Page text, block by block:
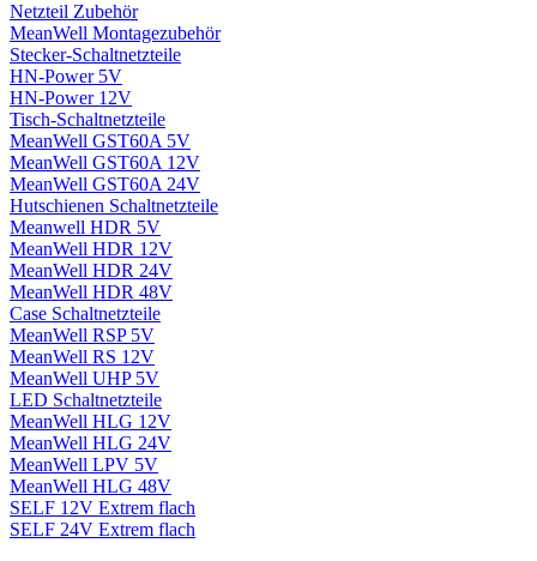
Netzteil Zubehör
MeanWell Montagezubehör
Stecker-Schaltnetzteile
HN-Power 5V
HN-Power 12V
Tisch-Schaltnetzteile
MeanWell GST60A 5V
MeanWell GST60A 12V
MeanWell GST60A 24V
Hutschienen Schaltnetzteile
Meanwell HDR 5V
MeanWell HDR 12V
MeanWell HDR 24V
MeanWell HDR 48V
Case Schaltnetzteile
MeanWell RSP 5V
MeanWell RS 12V
MeanWell UHP 5V
LED Schaltnetzteile
MeanWell HLG 12V
MeanWell HLG 24V
MeanWell LPV 5V
MeanWell HLG 48V
SELF 12V Extrem flach
SELF 24V Extrem flach